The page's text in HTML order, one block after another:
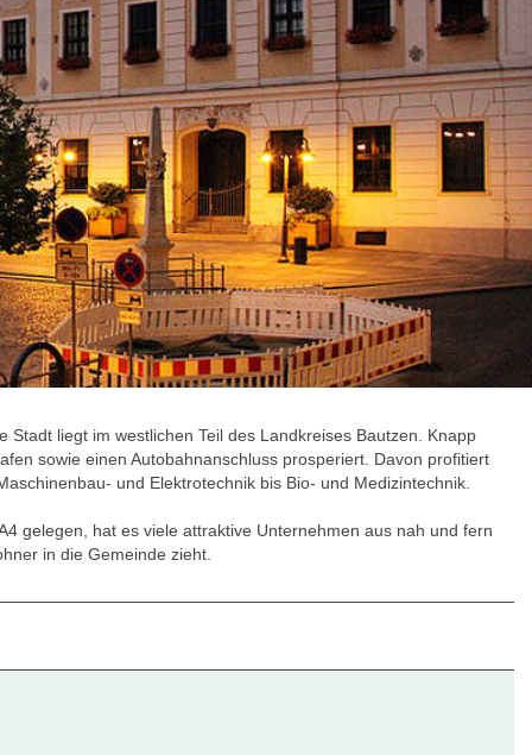
liegt im westlichen Teil des Landkreises Bautzen. Knapp
sowie einen Autobahnanschluss prosperiert. Davon profitiert
und Elektrotechnik bis Bio- und Medizintechnik.
gelegen, hat es viele attraktive Unternehmen aus nah und fern
in die Gemeinde zieht.